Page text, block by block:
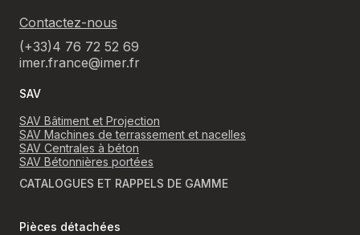
Contactez-nous
(+33)4 76 72 52 69
imer.france@imer.fr
SAV
SAV Bâtiment et Projection
SAV Machines de terrassement et nacelles
SAV Centrales à béton
SAV Bétonnières portées
CATALOGUES ET RAPPELS DE GAMME
Pièces détachées